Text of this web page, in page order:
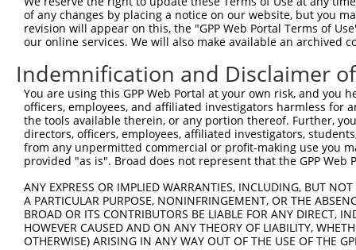
of any changes by placing a notice on our website, but you
revision will appear on this, the "GPP Web Portal Terms of
our online services. We will also make available an archived
Indemnification and Disclaimer
You are using this GPP Web Portal at your own risk, and
officers, employees, and affiliated investigators harmless for
the tools available therein, or any portion thereof. Further,
directors, officers, employees, affiliated investigators,
from any unpermitted commercial or profit-making use you
provided "as is". Broad does not represent that the GPP
ANY EXPRESS OR IMPLIED WARRANTIES, INCLUDING, BUT
A PARTICULAR PURPOSE, NONINFRINGEMENT, OR THE
BROAD OR ITS CONTRIBUTORS BE LIABLE FOR ANY DIRECT,
HOWEVER CAUSED AND ON ANY THEORY OF LIABILITY,
OTHERWISE) ARISING IN ANY WAY OUT OF THE USE OF THE